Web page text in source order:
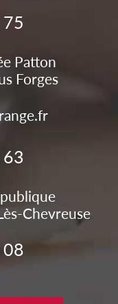
Patton
Forges
Chevreuse